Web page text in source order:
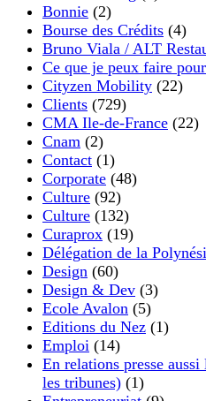
Bonnie (2)
Bourse des Crédits (4)
Bruno Viala / ALT
Ce que je peux faire
Cityzen Mobility (22)
Clients (729)
CMA Ile-de-France (22)
Cnam (2)
Contact (1)
Corporate (48)
Culture (92)
Culture (132)
Curaprox (19)
Délégation de la
Design (60)
Design & Dev (3)
Ecole Avalon (5)
Editions du Nez (1)
Emploi (14)
En relations presse
les tribunes) (1)